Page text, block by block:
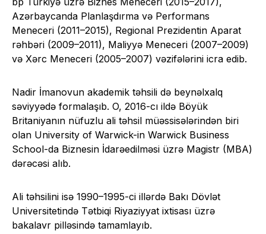
Azərbaycanda Planlaşdırma və Performans
Meneceri (2011–2015), Regional Prezidentin Aparat
rəhbəri (2009–2011), Maliyyə Meneceri (2007–2009)
və Xərc Meneceri (2005–2007) vəzifələrini icra edib.
Nadir İmanovun akademik təhsili də beynəlxalq
səviyyədə formalaşıb. O, 2016-cı ildə Böyük
Britaniyanın nüfuzlu ali təhsil müəssisələrindən biri
olan University of Warwick-in Warwick Business
School-da Biznesin İdarəedilməsi üzrə Magistr (MBA)
dərəcəsi alıb.
Ali təhsilini isə 1990–1995-ci illərdə Bakı Dövlət
Universitetində Tətbiqi Riyaziyyat ixtisası üzrə
bakalavr pilləsində tamamlayıb.